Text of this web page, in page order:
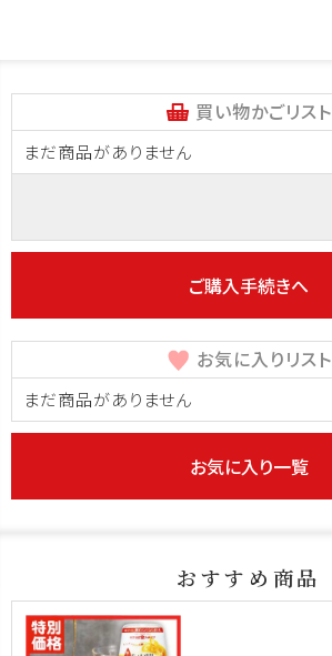
買い物かごリスト
まだ商品がありません
ご購入手続きへ
お気に入りリスト
まだ商品がありません
お気に入り一覧
おすすめ商品